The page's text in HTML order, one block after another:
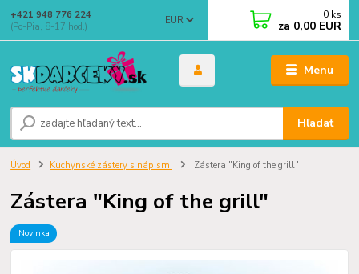
Menu
EUR
Hľadať
+421 948 776 224
(Po-Pia, 8-17 hod.)
0 ks
za 0,00 EUR
Úvod Kuchynské zástery s nápismi Zástera "King of the grill"
Zástera "King of the grill"
Novinka